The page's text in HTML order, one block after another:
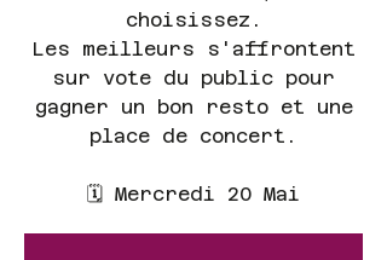
choisissez.
Les meilleurs s'affrontent
sur vote du public pour
gagner un bon resto et une
place de concert.
🗓 Mercredi 20 Mai